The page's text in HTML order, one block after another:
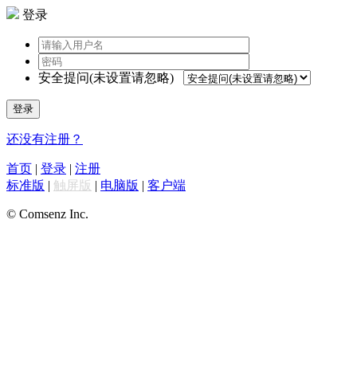
登录
安全提问(未设置请忽略)
登录
还没有注册？
首页 | 登录 | 注册
标准版 | 触屏版 | 电脑版 | 客户端
© Comsenz Inc.